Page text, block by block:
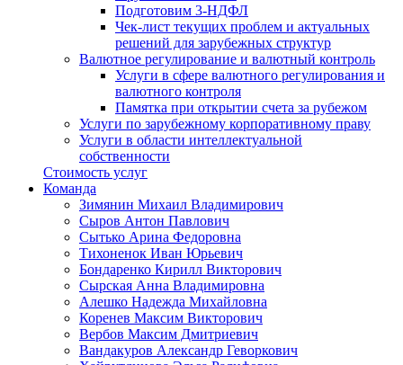
Подготовим 3-НДФЛ
Чек-лист текущих проблем и актуальных
решений для зарубежных структур
Валютное регулирование и валютный контроль
Услуги в сфере валютного регулирования и
валютного контроля
Памятка при открытии счета за рубежом
Услуги по зарубежному корпоративному праву
Услуги в области интеллектуальной
собственности
Стоимость услуг
Команда
Зимянин Михаил Владимирович
Сыров Антон Павлович
Сытько Арина Федоровна
Тихоненок Иван Юрьевич
Бондаренко Кирилл Викторович
Сырская Анна Владимировна
Алешко Надежда Михайловна
Коренев Максим Викторович
Вербов Максим Дмитриевич
Вандакуров Александр Геворкович